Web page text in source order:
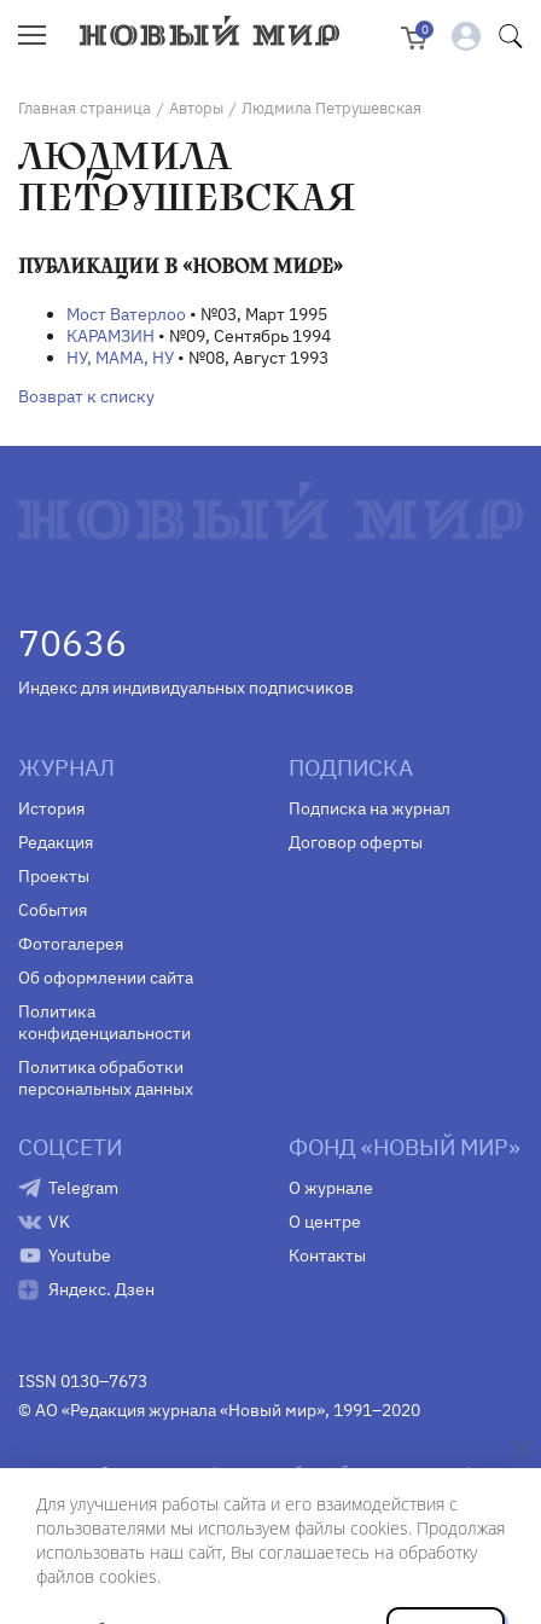
0
Главная страница / Авторы / Людмила Петрушевская
ЛЮДМИЛА
ПЕТРУШЕВСКАЯ
ПУБЛИКАЦИИ В «НОВОМ МИРЕ»
Мост Ватерлоо • №03, Март 1995
КАРАМЗИН • №09, Сентябрь 1994
НУ, МАМА, НУ • №08, Август 1993
Возврат к списку
70636
Индекс для индивидуальных подписчиков
ЖУРНАЛ
История
Редакция
Проекты
События
Фотогалерея
Об оформлении сайта
Политика
конфиденциальности
Политика обработки
персональных данных
ПОДПИСКА
Подписка на журнал
Договор оферты
СОЦСЕТИ
Telegram
VK
Youtube
Яндекс. Дзен
ФОНД «НОВЫЙ МИР»
О журнале
О центре
Контакты
ISSN 0130–7673
© АО «Редакция журнала «Новый мир», 1991–2020
Свидетельство Федеральной службы по надзору в сфере
коммуникаций средства массовой информации
(Роскомнадзор)ПИ № Фс 77-75754 от 13 июня 2019 г.
Для улучшения работы сайта и его взаимодействия с
пользователями мы используем файлы cookies. Продолжая
использовать наш сайт, Вы соглашаетесь на обработку
файлов cookies.